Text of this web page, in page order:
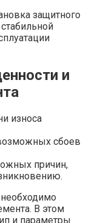
защитного
и
износа
сбоев
причин,
В этом
и параметры